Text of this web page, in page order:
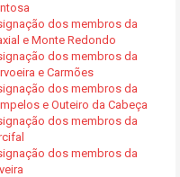
dos membros da
e Monte Redondo
dos membros da
e Carmões
dos membros da
e Outeiro da Cabeça
dos membros da
dos membros da